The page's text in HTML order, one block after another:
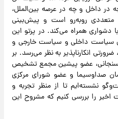
داخل و چه در عرصه بین‌الملل،
متعددی روبه‌رو است و پیش‌بینی
دشواری همراه می‌‌کند. در پرتو این
‌سیاست داخلی و سیاست خارجی و
انکارناپذیر به نظر می‌رسد. بر
عضو پیشین مجمع تشخیص
صدا‌و‌سیما و عضو شورای مرکزی
نشسته‌ایم تا از منظر تجربه و
اخیر را بررسی کنیم که مشروح این